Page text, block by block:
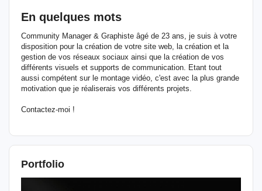
En quelques mots
Community Manager & Graphiste âgé de 23 ans, je suis à votre
disposition pour la création de votre site web, la création et la
gestion de vos réseaux sociaux ainsi que la création de vos
différents visuels et supports de communication. Etant tout
aussi compétent sur le montage vidéo, c'est avec la plus grande
motivation que je réaliserais vos différents projets.
Contactez-moi !
Portfolio